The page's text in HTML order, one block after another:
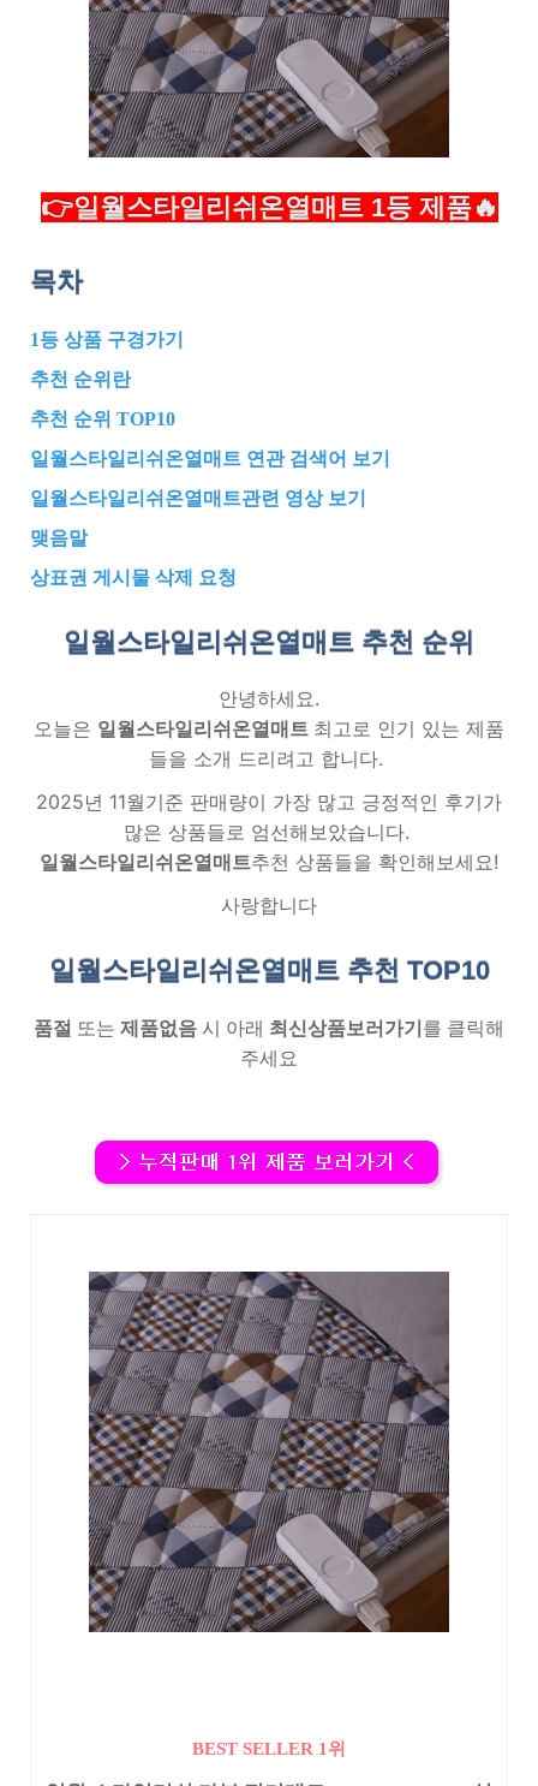
👉일월스타일리쉬온열매트 1등 제품🔥
목차
1등 상품 구경가기
추천 순위란
추천 순위 TOP10
일월스타일리쉬온열매트 연관 검색어 보기
일월스타일리쉬온열매트관련 영상 보기
맺음말
상표권 게시물 삭제 요청
일월스타일리쉬온열매트 추천 순위
안녕하세요.
오늘은 일월스타일리쉬온열매트 최고로 인기 있는 제품
들을 소개 드리려고 합니다.
2025년 11월기준 판매량이 가장 많고 긍정적인 후기가
많은 상품들로 엄선해보았습니다.
일월스타일리쉬온열매트추천 상품들을 확인해보세요!
사랑합니다
일월스타일리쉬온열매트 추천 TOP10
품절 또는 제품없음 시 아래 최신상품보러가기 를 클릭해
주세요
BEST SELLER 1위